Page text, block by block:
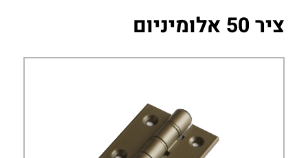
ציר 50 אלומיניום